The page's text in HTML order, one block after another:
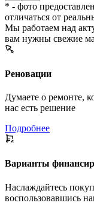
* - фото
отличаться от
Мы работаем над
вам нужны свежие
Реновации
Думаете о ремонте,
нас есть решение
Подробнее
Варианты
Наслаждайтесь
воспользовавшись